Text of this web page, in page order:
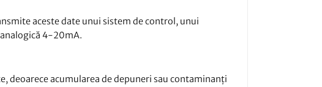
aceste date unui sistem de control, unui
4-20mA.
deoarece acumularea de depuneri sau contaminanți